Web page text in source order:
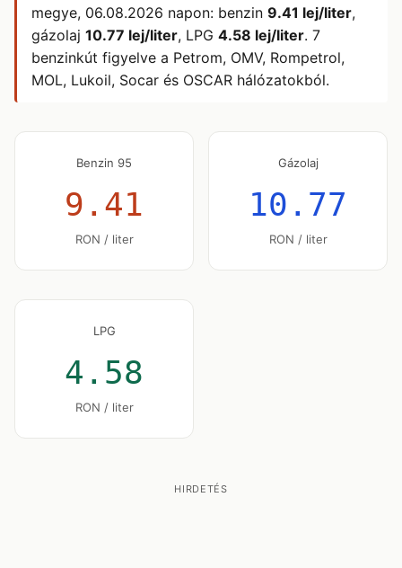
megye, 06.08.2026 napon: benzin 9.41 lej/liter,
gázolaj 10.77 lej/liter, LPG 4.58 lej/liter. 7
benzinkút figyelve a Petrom, OMV, Rompetrol,
MOL, Lukoil, Socar és OSCAR hálózatokból.
Benzin 95
9.41
RON / liter
Gázolaj
10.77
RON / liter
LPG
4.58
RON / liter
HIRDETÉS